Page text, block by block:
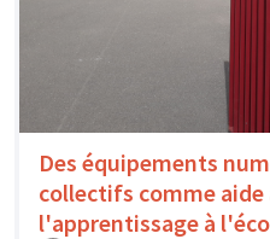
Des équipements
collectifs comme aide
l'apprentissage à